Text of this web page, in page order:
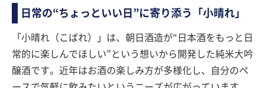
日常の“ちょっといい日”に寄り添う「小晴れ」
「小晴れ（こばれ）」は、朝日酒造が“日本酒をもっと日
常的に楽しんでほしい”という想いから開発した純米大吟
醸酒です。近年はお酒の楽しみ方が多様化し、自分のペ